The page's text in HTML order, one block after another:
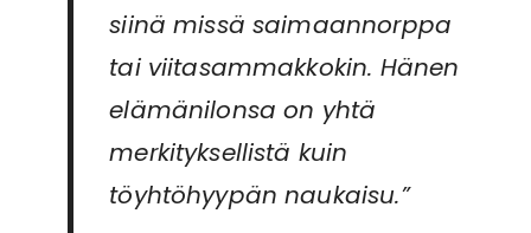
siinä missä saimaannorppa
tai viitasammakkokin. Hänen
elämänilonsa on yhtä
merkityksellistä kuin
töyhtöhyypän naukaisu.”